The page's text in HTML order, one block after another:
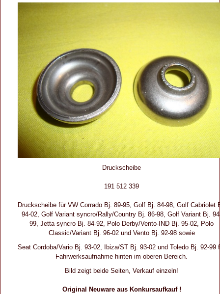
Druckscheibe
191 512 339
Druckscheibe für VW Corrado Bj. 89-95, Golf Bj. 84-98, Golf Cabriolet
94-02, Golf Variant syncro/Rally/Country Bj. 86-98, Golf Variant Bj.
99, Jetta syncro Bj. 84-92, Polo Derby/Vento-IND Bj. 95-02, Polo
Classic/Variant Bj. 96-02 und Vento Bj. 92-98 sowie
Seat Cordoba/Vario Bj. 93-02, Ibiza/ST Bj. 93-02 und Toledo Bj. 92-99
Fahrwerksaufnahme hinten im oberen Bereich.
Bild zeigt beide Seiten, Verkauf einzeln!
Original Neuware aus Konkursaufkauf !